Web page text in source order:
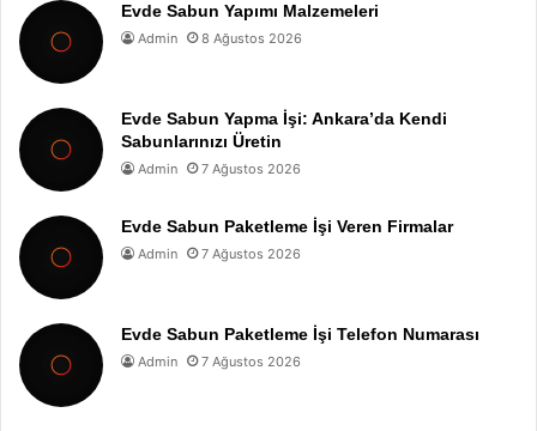
Evde Sabun Yapımı Malzemeleri
Admin 8 Ağustos 2026
Evde Sabun Yapma İşi: Ankara’da Kendi
Sabunlarınızı Üretin
Admin 7 Ağustos 2026
Evde Sabun Paketleme İşi Veren Firmalar
Admin 7 Ağustos 2026
Evde Sabun Paketleme İşi Telefon Numarası
Admin 7 Ağustos 2026